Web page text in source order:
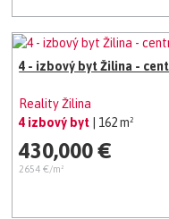
4 - izbový byt Žilina -
Reality Žilina
4 izbový byt
| 162 m²
430,000 €
2654 €/m²